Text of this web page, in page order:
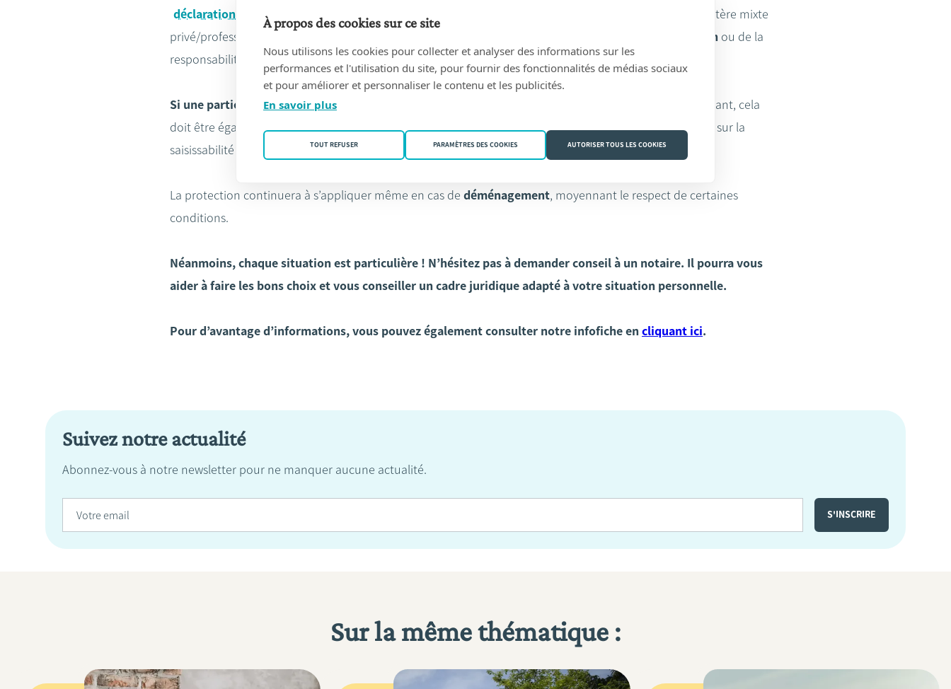
déclaration d'insaisissabilité
. L’insaisissabilité ne s'applique dès lors pas aux dettes privées ou à caractère mixte
privé/professionnel. La protection ne
s’applique jamais non plus aux dettes résultant d’une infraction ou de la
responsabilité personnelle de l’indépendant (exemple : fraude).
Si une partie de votre habitation est destinée à l’activité professionnelle
de votre conjoint indépendant, cela
doit être également précisé dans l’acte notarié car la superficie professionnelle aura une conséquence sur la
saisissabilité du bien.
La protection continuera à s’appliquer même en cas de déménagement, moyennant le respect de certaines
conditions.
Néanmoins, chaque situation est particulière ! N’hésitez pas à demander conseil à un notaire. Il pourra vous
aider à faire les bons choix et vous conseiller un cadre juridique adapté à votre situation personnelle.
Pour d’avantage d’informations, vous pouvez également consulter notre infofiche en cliquant ici.
Suivez notre actualité
Abonnez-vous à notre newsletter pour ne manquer aucune actualité.
Sur la même thématique :
À propos des cookies sur ce site
Nous utilisons les cookies pour collecter et analyser des informations sur les
performances et l'utilisation du site, pour fournir des fonctionnalités de médias sociaux
et pour améliorer et personnaliser le contenu et les publicités.
En savoir plus
TOUT REFUSER PARAMÈTRES DES COOKIES AUTORISER TOUS LES COOKIES